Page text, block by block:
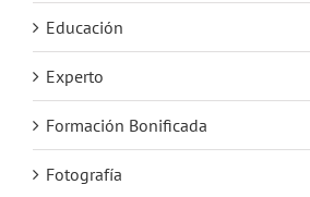
Educación
Experto
Formación Bonificada
Fotografía